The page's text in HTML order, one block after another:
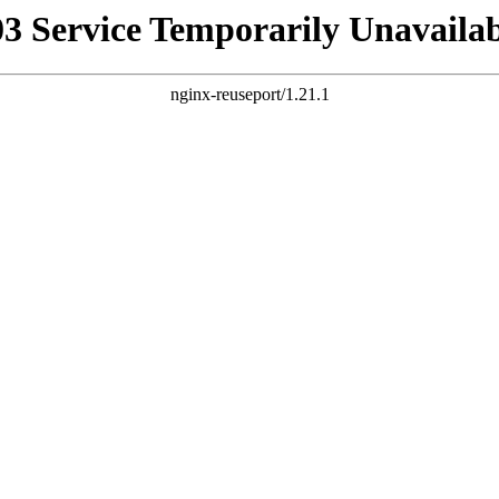
Service Temporarily
nginx-reuseport/1.21.1